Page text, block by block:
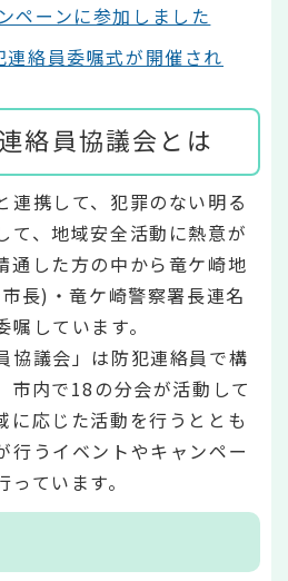
ペーンに参加しました
絡員委嘱式が開催され
絡員協議会とは
連携して、犯罪のない明る
て、地域安全活動に熱意が
通した方の中から竜ケ崎地
長)・竜ケ崎警察署長連名
しています。
協議会」は防犯連絡員で構
市内で18の分会が活動して
に応じた活動を行うととも
行うイベントやキャンペー
ています。